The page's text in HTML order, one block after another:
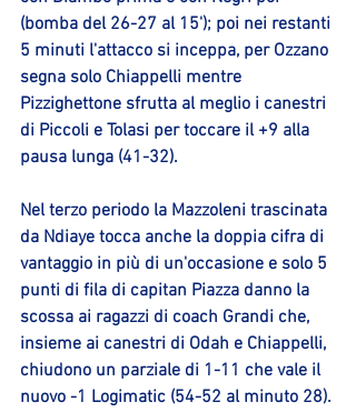
(bomba del 26-27 al 15'); poi nei restanti
5 minuti l'attacco si inceppa, per Ozzano
segna solo Chiappelli mentre
Pizzighettone sfrutta al meglio i canestri
di Piccoli e Tolasi per toccare il +9 alla
pausa lunga (41-32).
Nel terzo periodo la Mazzoleni trascinata
da Ndiaye tocca anche la doppia cifra di
vantaggio in più di un'occasione e solo 5
punti di fila di capitan Piazza danno la
scossa ai ragazzi di coach Grandi che,
insieme ai canestri di Odah e Chiappelli,
chiudono un parziale di 1-11 che vale il
nuovo -1 Logimatic (54-52 al minuto 28).